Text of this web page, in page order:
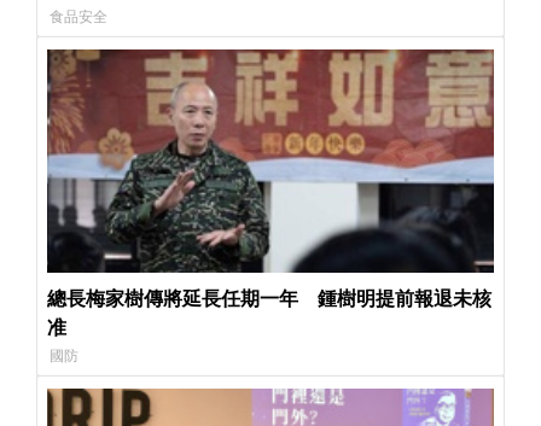
食品安全
總長梅家樹傳將延長任期一年 鍾樹明提前報退未核
准
國防